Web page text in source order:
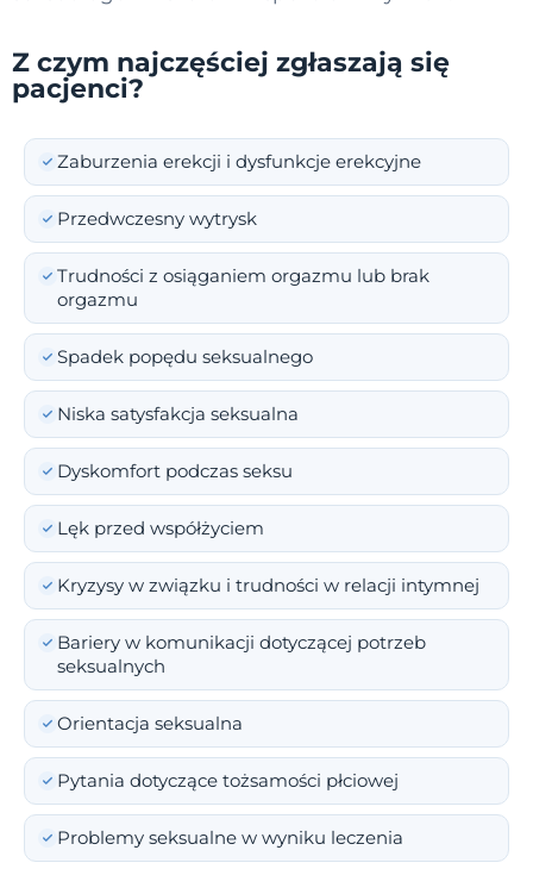
Z czym najczęściej zgłaszają się
pacjenci?
Zaburzenia erekcji i dysfunkcje erekcyjne
Przedwczesny wytrysk
Trudności z osiąganiem orgazmu lub brak
orgazmu
Spadek popędu seksualnego
Niska satysfakcja seksualna
Dyskomfort podczas seksu
Lęk przed współżyciem
Kryzysy w związku i trudności w relacji intymnej
Bariery w komunikacji dotyczącej potrzeb
seksualnych
Orientacja seksualna
Pytania dotyczące tożsamości płciowej
Problemy seksualne w wyniku leczenia